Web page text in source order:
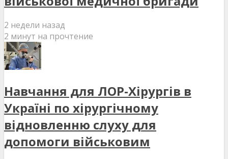
2 недели назад
2 минут на прочтение
Навчання для ЛОР-Хірургів в
Україні по хірургічному
відновленню слуху для
допомоги військовим